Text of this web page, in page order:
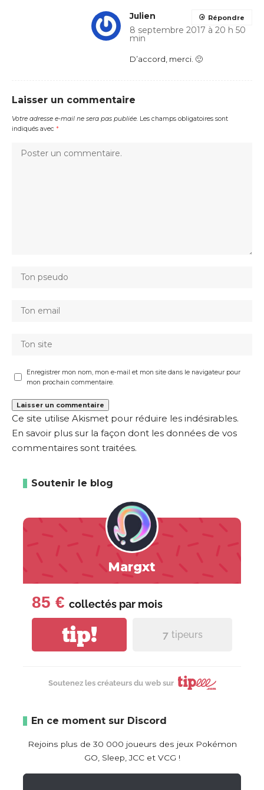
Julien
8 septembre 2017 à 20 h 50
min
D’accord, merci. 🙂
Répondre
Laisser un commentaire
Votre adresse e-mail ne sera pas publiée. Les champs obligatoires sont
indiqués avec *
Enregistrer mon nom, mon e-mail et mon site dans le navigateur pour
mon prochain commentaire.
Ce site utilise Akismet pour réduire les indésirables.
En savoir plus sur la façon dont les données de vos
commentaires sont traitées.
Soutenir le blog
Margxt
85 € collectés par mois
tip! 7 tipeurs
Soutenez les créateurs du web sur
En ce moment sur Discord
Rejoins plus de 30 000 joueurs des jeux Pokémon
GO, Sleep, JCC et VCG !